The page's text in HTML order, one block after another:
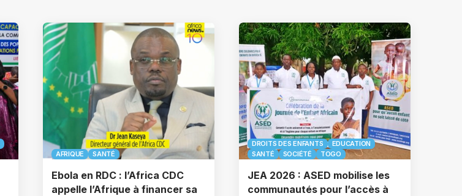
AFRIQUE SANTÉ
Ebola en RDC : l’Africa CDC
appelle l’Afrique à financer sa
DROITS DES ENFANTS
EDUCATION
SANTÉ
SOCIÉTÉ TOGO
JEA 2026 : ASED mobilise les
communautés pour l’accès à